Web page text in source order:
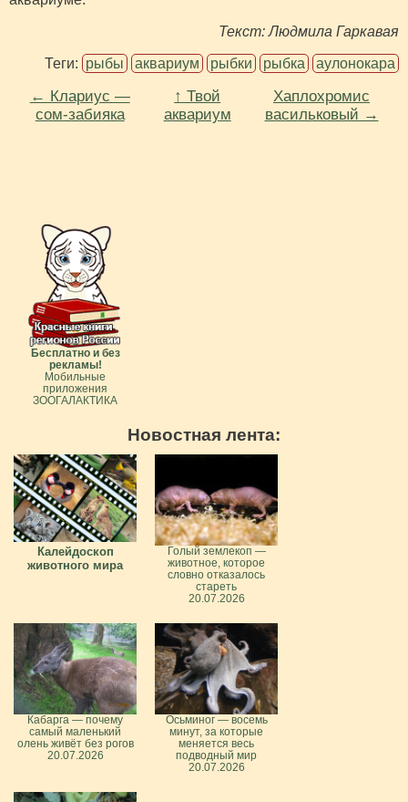
Текст: Людмила Гаркавая
Теги: рыбы аквариум рыбки рыбка аулонокара
← Клариус —
сом-забияка
↑ Твой
аквариум
Хаплохромис
васильковый →
Бесплатно и без
рекламы!
Мобильные
приложения
ЗООГАЛАКТИКА
Новостная лента:
Калейдоскоп
животного мира
Голый землекоп —
животное, которое
словно отказалось
стареть
20.07.2026
Кабарга — почему
самый маленький
олень живёт без рогов
20.07.2026
Осьминог — восемь
минут, за которые
меняется весь
подводный мир
20.07.2026